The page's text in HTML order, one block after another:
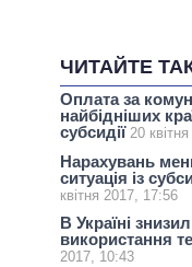
ЧИТАЙТЕ
Оплата за
найбідніших
субсидії 20
Нарахувань
ситуація із
квітня 2017, 17:56
В Україні
використання
2017, 10:43